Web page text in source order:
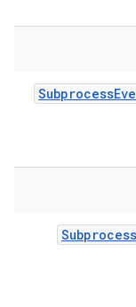
Subprocess
Subprocess